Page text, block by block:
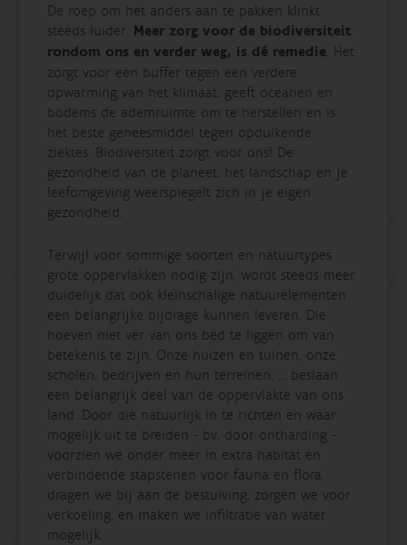
De roep om het anders aan te pakken klinkt
steeds luider. Meer zorg voor de biodiversiteit
rondom ons en verder weg, is dé remedie. Het
zorgt voor een buffer tegen een verdere
opwarming van het klimaat, geeft oceanen en
bodems de ademruimte om te herstellen en is
het beste geneesmiddel tegen opduikende
ziektes. Biodiversiteit zorgt voor ons! De
gezondheid van de planeet, het landschap en je
leefomgeving weerspiegelt zich in je eigen
gezondheid.
Terwijl voor sommige soorten en natuurtypes
grote oppervlakken nodig zijn, wordt steeds meer
duidelijk dat ook kleinschalige natuurelementen
een belangrijke bijdrage kunnen leveren. Die
hoeven niet ver van ons bed te liggen om van
betekenis te zijn. Onze huizen en tuinen, onze
scholen, bedrijven en hun terreinen, ... beslaan
een belangrijk deel van de oppervlakte van ons
land. Door die natuurlijk in te richten en waar
mogelijk uit te breiden - bv. door ontharding -
voorzien we onder meer in extra habitat en
verbindende stapstenen voor fauna en flora,
dragen we bij aan de bestuiving, zorgen we voor
verkoeling, en maken we infiltratie van water
mogelijk.